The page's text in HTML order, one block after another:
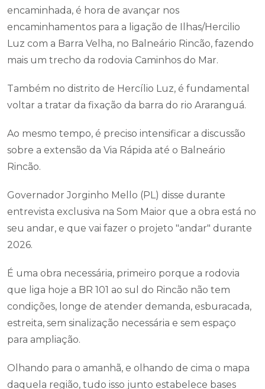
encaminhada, é hora de avançar nos
encaminhamentos para a ligação de Ilhas/Hercilio
Luz com a Barra Velha, no Balneário Rincão, fazendo
mais um trecho da rodovia Caminhos do Mar.
Também no distrito de Hercílio Luz, é fundamental
voltar a tratar da fixação da barra do rio Araranguá.
Ao mesmo tempo, é preciso intensificar a discussão
sobre a extensão da Via Rápida até o Balneário
Rincão.
Governador Jorginho Mello (PL) disse durante
entrevista exclusiva na Som Maior que a obra está no
seu andar, e que vai fazer o projeto "andar" durante
2026.
É uma obra necessária, primeiro porque a rodovia
que liga hoje a BR 101 ao sul do Rincão não tem
condições, longe de atender demanda, esburacada,
estreita, sem sinalização necessária e sem espaço
para ampliação.
Olhando para o amanhã, e olhando de cima o mapa
daquela região, tudo isso junto estabelece bases